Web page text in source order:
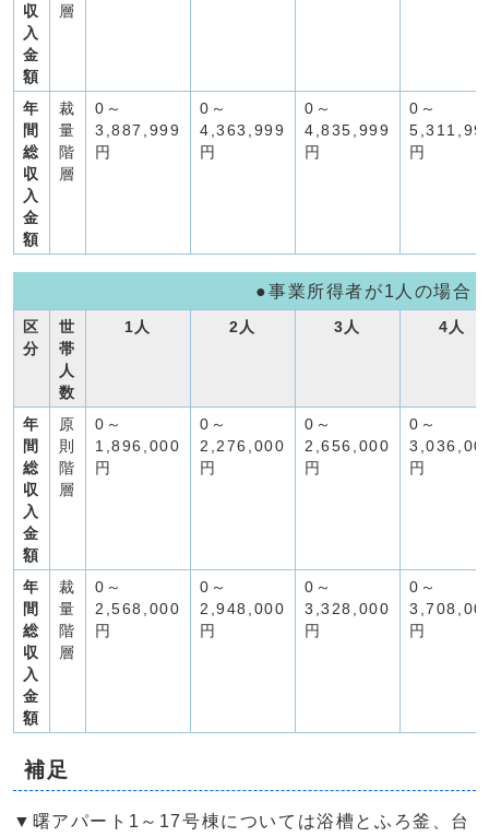
収
入
金
額
層
年
間
総
収
入
金
額
裁
量
階
層
0～
3,887,999
円
0～
4,363,999
円
0～
4,835,999
円
0～
円
●事業所得者が1人の場合
区
分
世
帯
人
数
1人 2人 3人 4人
年
間
総
収
入
金
額
原
則
階
層
0～
1,896,000
円
0～
2,276,000
円
0～
2,656,000
円
0～
円
年
間
総
収
入
金
額
裁
量
階
層
0～
2,568,000
円
0～
2,948,000
円
0～
3,328,000
円
0～
円
補足
▼曙アパート1～17号棟については浴槽とふろ釜、台